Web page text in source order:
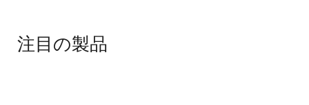
注目の製品